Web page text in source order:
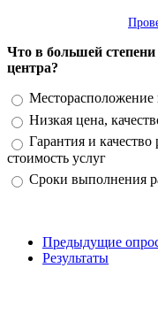
Что в большей
центра?
Варианты
Низкая цена,
Гарантия и
стоимость услуг
Сроки выполнения
Предыдущие
Результаты